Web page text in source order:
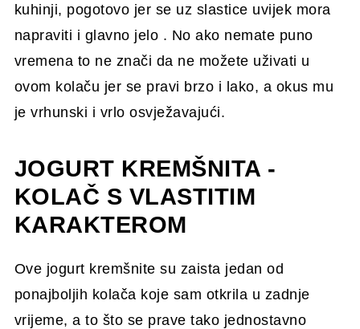
kuhinji, pogotovo jer se uz slastice uvijek mora
napraviti i glavno jelo . No ako nemate puno
vremena to ne znači da ne možete uživati u
ovom kolaču jer se pravi brzo i lako, a okus mu
je vrhunski i vrlo osvježavajući.
JOGURT KREMŠNITA -
KOLAČ S VLASTITIM
KARAKTEROM
Ove jogurt kremšnite su zaista jedan od
ponajboljih kolača koje sam otkrila u zadnje
vrijeme, a to što se prave tako jednostavno